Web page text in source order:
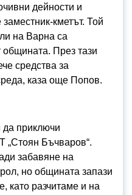
дейности и
кметът. Той
на Варна са
През тази
средства за
каза още Попов.
да приключи
„Стоян Бъчваров“.
забавяне на
но общината запази
като разчитаме и на